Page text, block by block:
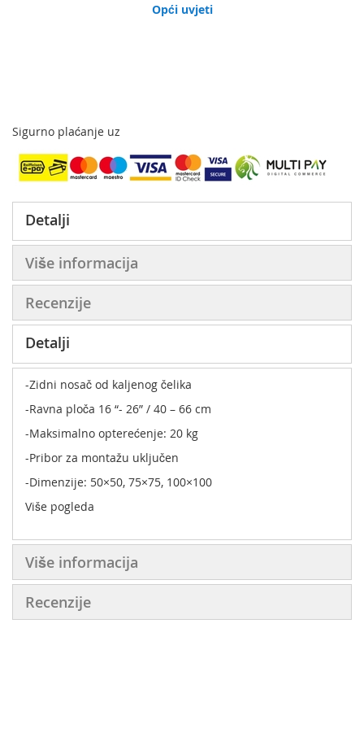
Opći uvjeti
Sigurno plaćanje uz
Detalji
Više informacija
Recenzije
Detalji
-Zidni nosač od kaljenog čelika
-Ravna ploča 16 “- 26” / 40 – 66 cm
-Maksimalno opterećenje: 20 kg
-Pribor za montažu uključen
-Dimenzije: 50×50, 75×75, 100×100
Više pogleda
Više informacija
Recenzije